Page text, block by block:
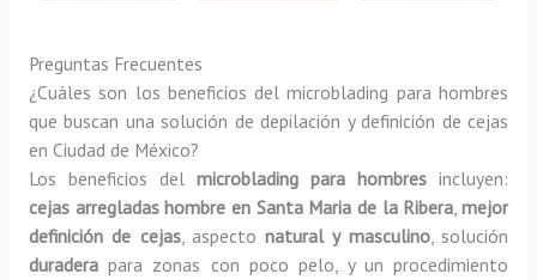
Preguntas Frecuentes
¿Cuáles son los beneficios del microblading para hombres
que buscan una solución de depilación y definición de cejas
en Ciudad de México?
Los beneficios del microblading para hombresincluyen:
cejas arregladas hombre en Santa Maria de la Ribera,mejor
definición de cejas, aspectonatural y masculino, solución
duraderapara zonas con poco pelo, y un procedimiento